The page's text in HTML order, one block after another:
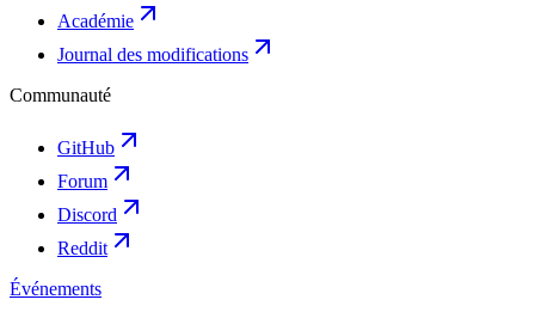
Académie
Journal des modifications
Communauté
GitHub
Forum
Discord
Reddit
Événements